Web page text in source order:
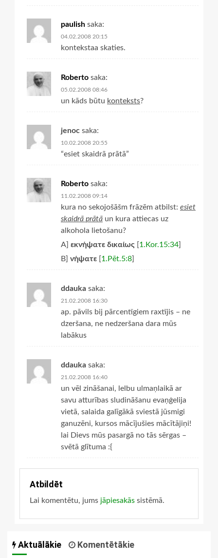
paulish saka:
04.02.2008 20:15
kontekstaa skaties.
Roberto saka:
05.02.2008 08:46
un kāds būtu konteksts?
jenoc saka:
10.02.2008 20:55
“esiet skaidrā prātā”
Roberto saka:
11.02.2008 09:14
kura no sekojošāšm frāzēm atbilst: esiet
skaidrā prātā un kura attiecas uz
alkohola lietošanu?
A] εκνήψατε δικαίως 1.Kor.15:34
B] νήψατε 1.Pēt.5:8
ddauka saka:
21.02.2008 16:30
ap. pāvils bij pārcentīgiem raxtījis – ne
dzeršana, ne nedzeršana dara mūs
labākus
ddauka saka:
21.02.2008 16:40
un vēl zināšanai, lelbu ulmaņlaikā ar
savu atturības sludināšanu evaņģelija
vietā, salaida galīgākā sviestā jūsmigi
ganuzēni, kursos mācījušies mācītājiņi!
lai Dievs mūs pasargā no tās sērgas –
svētā glītuma :{
Atbildēt
Lai komentētu, jums jāpiesakās sistēmā.
Aktuālākie Komentētākie